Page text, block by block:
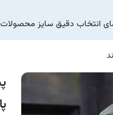
انتخاب دقیق سایز محصولات